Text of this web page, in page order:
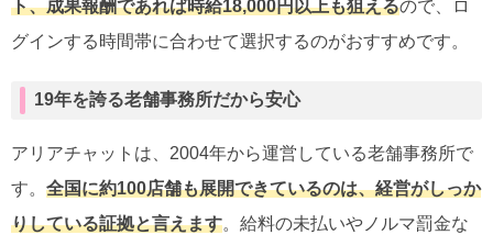
ト、成果報酬であれば時給18,000円以上も狙えるので、ロ
グインする時間帯に合わせて選択するのがおすすめです。
19年を誇る老舗事務所だから安心
アリアチャットは、2004年から運営している老舗事務所で
す。 全国に約100店舗も展開できているのは、経営がしっか
りしている証拠と言えます。給料の未払いやノルマ罰金な